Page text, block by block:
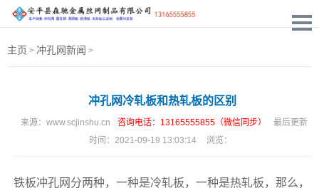
主页 > 冲孔网新闻 >
冲孔网冷轧板和热轧板的区别
来源：www.scjinshu.cn 咨询电话：13165555855（微信同步）
最后更新
时间：2021-09-19 13:03:14 浏览：
铁板冲孔网 分两种，一种是冷轧板，一种是热轧板，那么，